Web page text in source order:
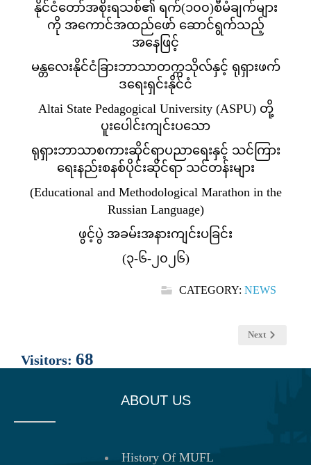
နိုင်ငံတော်အစိုးရသစ်၏ ရက်(၁၀၀)စီမံချက်များ
ကို အကောင်အထည်ဖော် ဆောင်ရွက်သည့်
အနေဖြင့်
မန္တလေးနိုင်ငံခြားဘာသာတက္ကသိုလ်နှင့် ရုရှားဖက်
ဒရေးရှင်းနိုင်ငံ
Altai State Pedagogical University (ASPU) တို့
ပူးပေါင်းကျင်းပသော
ရုရှားဘာသာစကားဆိုင်ရာပညာရေးနှင့် သင်ကြား
ရေးနည်းစနစ်ပိုင်းဆိုင်ရာ သင်တန်းများ
(Educational and Methodological Marathon in the
Russian Language)
ဖွင့်ပွဲ အခမ်းအနားကျင်းပခြင်း
(၃-၆-၂၀၂၆)
CATEGORY: NEWS
Next
Visitors: 68
ABOUT US
History Of MUFL